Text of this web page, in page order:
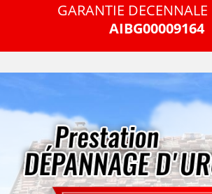
GARANTIE DECENNALE
AIBG00009164